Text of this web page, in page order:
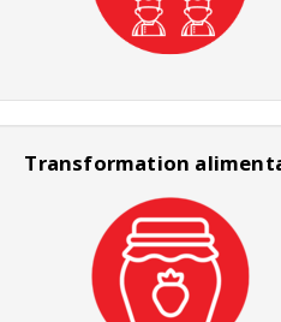
Transformation